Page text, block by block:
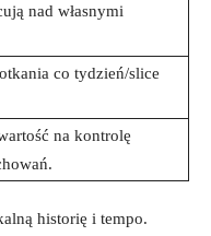
nad własnymi
co tydzień/slice
na kontrolę
historię i tempo.